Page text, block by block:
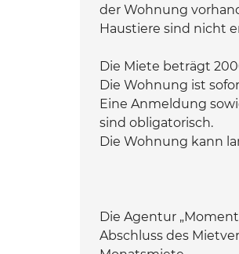
der Wohnung
Haustiere sind nicht
Die Miete beträgt
Die Wohnung ist
Eine Anmeldung
sind obligatorisch.
Die Wohnung kann
Die Agentur
Abschluss des